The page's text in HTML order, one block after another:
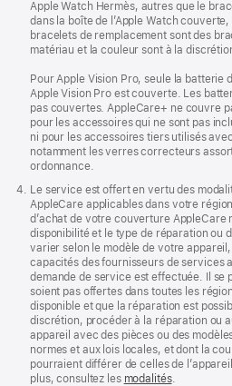
Apple Watch Hermès, autres que le
dans la boîte de l’Apple Watch
bracelets de remplacement sont des
matériau et la couleur sont à la
Pour Apple Vision Pro, seule la batterie
Apple Vision Pro est couverte. Les
pas couvertes. AppleCare+ ne couvre
pour les accessoires qui ne sont pas
ni pour les accessoires tiers utilisés
notamment les verres correcteurs
ordonnance.
Le service est offert en vertu des
AppleCare applicables dans votre
d’achat de votre couverture AppleCare
disponibilité et le type de réparation ou
varier selon le modèle de votre
capacités des fournisseurs de services
demande de service est effectuée. Il se
soient pas offertes dans toutes les
disponible et que la réparation est
discrétion, procéder à la réparation ou
appareil avec des pièces ou des
normes et aux lois locales, et dont la
pourraient différer de celles de
plus, consultez les modalités.